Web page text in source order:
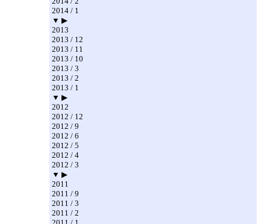
2014 / 1
▼ ▶
2013
2013 / 12
2013 / 11
2013 / 10
2013 / 3
2013 / 2
2013 / 1
▼ ▶
2012
2012 / 12
2012 / 9
2012 / 6
2012 / 5
2012 / 4
2012 / 3
▼ ▶
2011
2011 / 9
2011 / 3
2011 / 2